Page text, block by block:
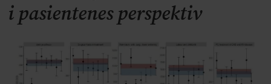
i pasientenes perspektiv